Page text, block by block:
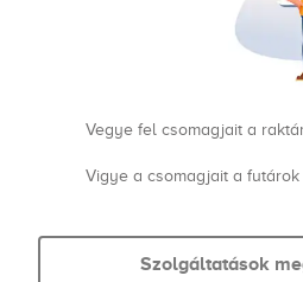
Vegye fel csomagjait a
Vigye a csomagjait a futárok
Szolgáltatások